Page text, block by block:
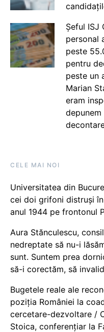
Șeful ISJ
personal
peste
pentru
peste un
Marian
eram
CELE MAI NOI
Universitatea din
cei doi grifoni distruși
anul 1944 pe frontonul
Aura Stănculescu,
nedreptate să nu-i
sunt. Suntem prea
să-i corectăm, să
Bugetele reale ale
poziția României la
cercetare-dezvoltare /
Stoica, conferențiar la